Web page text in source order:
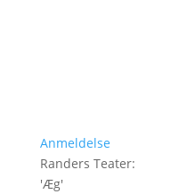
Anmeldelse
Randers Teater:
'Æg'